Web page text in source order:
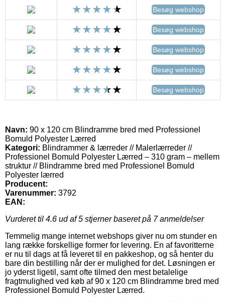
Besøg webshop
Besøg webshop
Besøg webshop
Besøg webshop
Besøg webshop
Navn: 90 x 120 cm Blindramme bred med Professionel
Bomuld Polyester Lærred
Kategori: Blindrammer & lærreder // Malerlærreder //
Professionel Bomuld Polyester Lærred – 310 gram – mellem
struktur // Blindramme bred med Professionel Bomuld
Polyester lærred
Producent:
Varenummer: 3792
EAN:
Vurderet til 4.6 ud af 5 stjerner baseret på 7anmeldelser
Temmelig mange internet webshops giver nu om stunder en
lang række forskellige former for levering. En af favoritterne
er nu til dags at få leveret til en pakkeshop, og så henter du
bare din bestilling når der er mulighed for det. Løsningen er
jo yderst ligetil, samt ofte tilmed den mest betalelige
fragtmulighed ved køb af 90 x 120 cm Blindramme bred med
Professionel Bomuld Polyester Lærred.